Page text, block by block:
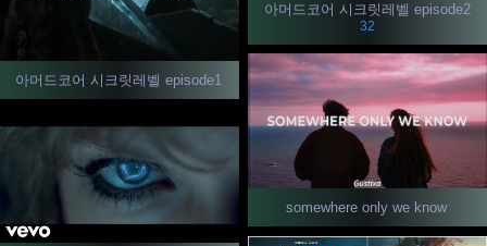
아머드코어 시크릿레벨 episode2
32
아머드코어 시크릿레벨 episode1
somewhere only we know